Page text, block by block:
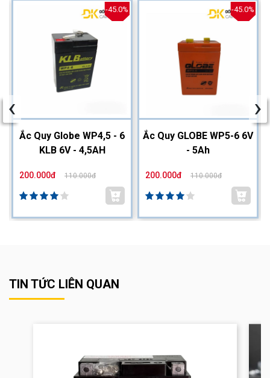
-45.0%
Ắc Quy Globe WP4,5 - 6
KLB 6V - 4,5AH
200.000đ 110.000đ
-45.0%
Ắc Quy GLOBE WP5-6 6V
- 5Ah
200.000đ 110.000đ
‹ ›
TIN TỨC LIÊN QUAN